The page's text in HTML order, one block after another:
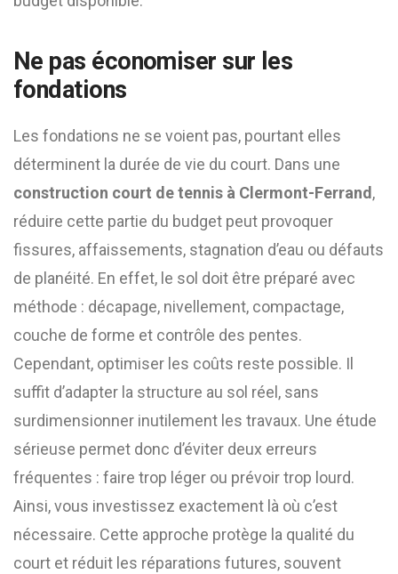
Ne pas économiser sur les
fondations
Les fondations ne se voient pas, pourtant elles
déterminent la durée de vie du court. Dans une
construction court de tennis à Clermont-Ferrand ,
réduire cette partie du budget peut provoquer
fissures, affaissements, stagnation d’eau ou défauts
de planéité. En effet, le sol doit être préparé avec
méthode : décapage, nivellement, compactage,
couche de forme et contrôle des pentes.
Cependant, optimiser les coûts reste possible. Il
suffit d’adapter la structure au sol réel, sans
surdimensionner inutilement les travaux. Une étude
sérieuse permet donc d’éviter deux erreurs
fréquentes : faire trop léger ou prévoir trop lourd.
Ainsi, vous investissez exactement là où c’est
nécessaire. Cette approche protège la qualité du
court et réduit les réparations futures, souvent